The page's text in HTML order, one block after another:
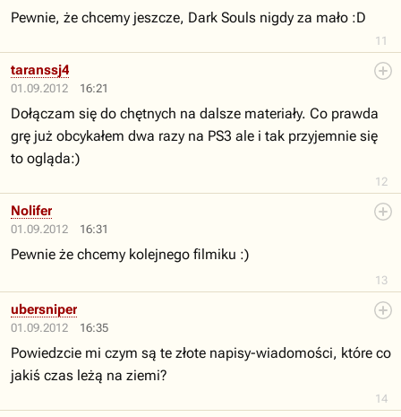
11
Pewnie, że chcemy jeszcze, Dark Souls nigdy za mało :D
01.09.2012 16:21
12
taranssj4
Dołączam się do chętnych na dalsze materiały. Co prawda
grę już obcykałem dwa razy na PS3 ale i tak przyjemnie się
to ogląda:)
01.09.2012 16:31
13
Nolifer
Pewnie że chcemy kolejnego filmiku :)
01.09.2012 16:35
14
ubersniper
Powiedzcie mi czym są te złote napisy-wiadomości, które co
jakiś czas leżą na ziemi?